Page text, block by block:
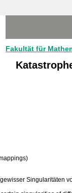
Fakultät für
Singularitäten